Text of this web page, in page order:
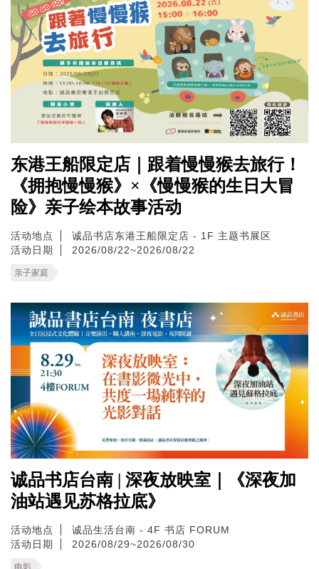
东港王船限定店｜跟着慢慢猴去旅行！
《拥抱慢慢猴》×《慢慢猴的生日大冒
险》亲子绘本故事活动
活动地点
诚品书店东港王船限定店 - 1F 主题书展区
活动日期
2026/08/22~2026/08/22
亲子家庭
诚品书店台南 | 深夜放映室｜《深夜加
油站遇见苏格拉底》
活动地点
诚品生活台南 - 4F 书店 FORUM
活动日期
2026/08/29~2026/08/30
电影